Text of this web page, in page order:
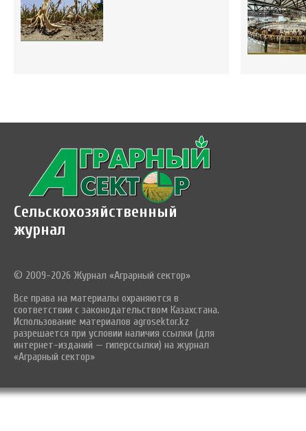
Сельскохозяйственный
журнал
© 2009-2026 Журнал «Аграрный сектор»
Все права на материалы охраняются в
соответствии с законодательством Казахстана.
Использование материалов agrosektor.kz
разрешается при условии наличия ссылки (для
интернет-изданий — гиперссылки) на журнал
«Аграрный сектор»